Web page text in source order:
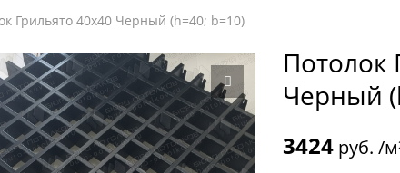
Грильято 40х40 Черный (h=40; b=10)
Потолок
Черный
3424 руб. /